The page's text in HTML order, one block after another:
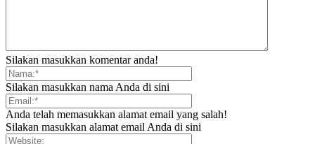
Silakan masukkan komentar anda!
Silakan masukkan nama Anda di sini
Anda telah memasukkan alamat email yang salah!
Silakan masukkan alamat email Anda di sini